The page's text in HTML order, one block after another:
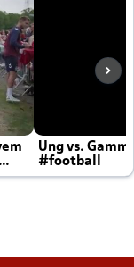
Ung vs.
#football